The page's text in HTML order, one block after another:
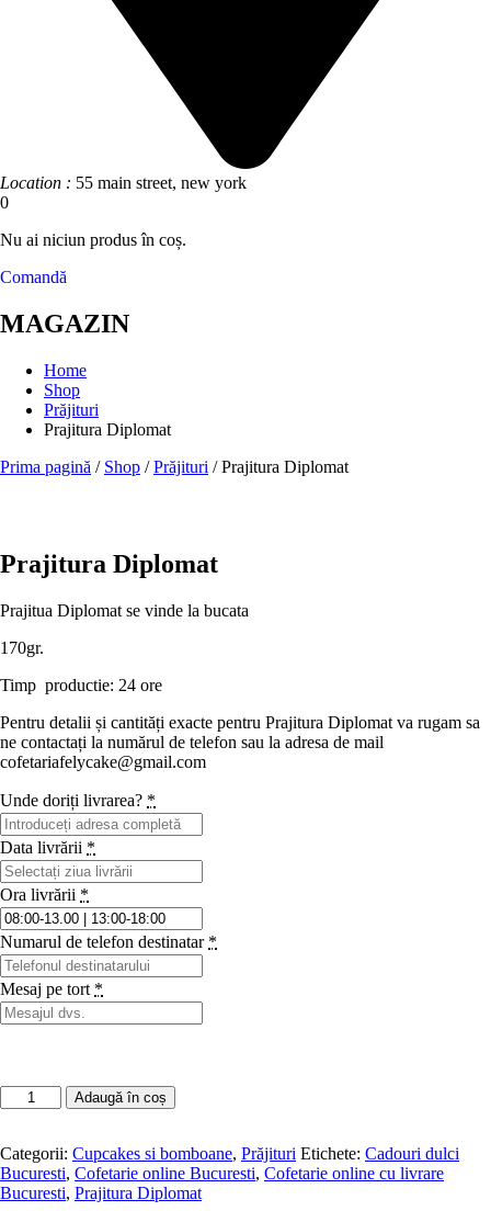
Location : 55 main street, new york
0
Nu ai niciun produs în coș.
Comandă
MAGAZIN
Home
Shop
Prăjituri
Prajitura Diplomat
Prima pagină / Shop /Prăjituri / Prajitura Diplomat
Prajitura Diplomat
Prajitua Diplomat se vinde la bucata
170gr.
Timp productie: 24 ore
Pentru detalii și cantități exacte pentru Prajitura Diplomat va rugam sa
ne contactați la numărul de telefon sau la adresa de mail
cofetariafelycake@gmail.com
Unde doriți livrarea? *
Data livrării *
Ora livrării *
Numarul de telefon destinatar *
Mesaj pe tort *
Adaugă în coș
Categorii: Cupcakes si bomboane, Prăjituri Etichete: Cadouri dulci
Bucuresti, Cofetarie online Bucuresti, Cofetarie online cu livrare
Bucuresti, Prajitura Diplomat